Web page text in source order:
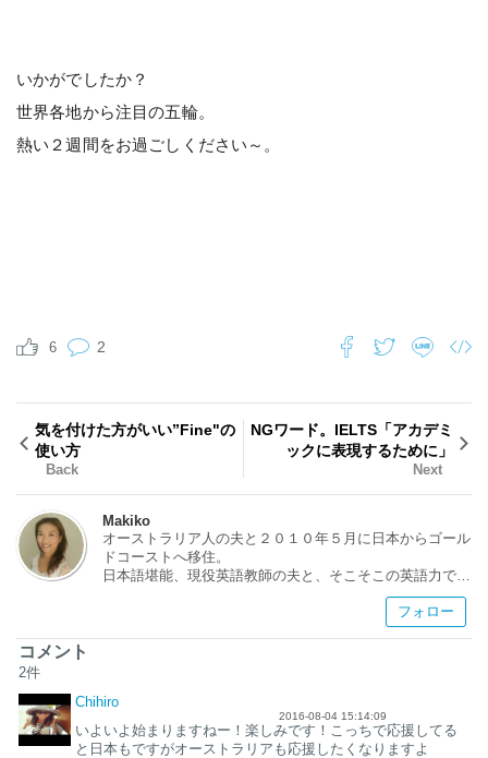
いかがでしたか？
世界各地から注目の五輪。
熱い２週間をお過ごしください～。
6 2
気を付けた方がいい”Fine"の
使い方
Back
NGワード。IELTS「アカデミ
ックに表現するために」
Next
Makiko
オーストラリア人の夫と２０１０年５月に日本からゴール
ドコーストへ移住。
日本語堪能、現役英語教師の夫と、そこそこの英語力で日
本語教師のワタクシは、言語オタク。言葉について語ると
止まらない・・・（笑）それでも、言語学習に苦労した私
たちだからこそ、これから勉強するぞ！という人の相談に
イカルチャーで育っています。
趣味は、ブッシュウォーキング。料理と食べること。読
書。
フォロー
コメント
2件
Chihiro
2016-08-04 15:14:09
いよいよ始まりますねー！楽しみです！こっちで応援してる
と日本もですがオーストラリアも応援したくなりますよ